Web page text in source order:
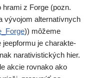
hra­mi z Forge (pozn.
vývo­jom alter­na­tív­nych
)) môže­me
jeep­for­mu je cha­rak­te­
nara­ti­vis­tic­kých hier.
akcie rov­na­ko ako